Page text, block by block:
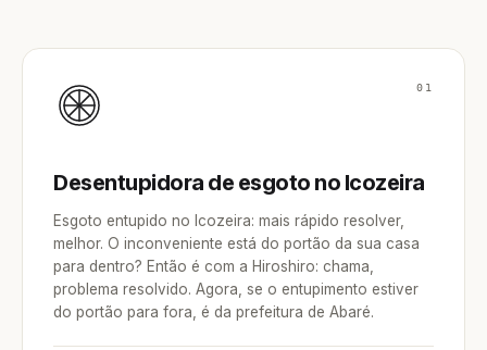
01
Desentupidora de esgoto no Icozeira
Esgoto entupido no Icozeira: mais rápido resolver,
melhor. O inconveniente está do portão da sua casa
para dentro? Então é com a Hiroshiro: chama,
problema resolvido. Agora, se o entupimento estiver
do portão para fora, é da prefeitura de Abaré.